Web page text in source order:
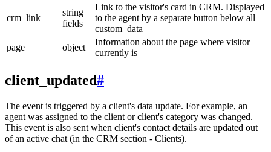
crm_link
string
fields
Link to the visitor's card in CRM. Displayed
to the agent by a separate button below all
custom_data
page
object
Information about the page where visitor
currently is
client_updated#
The event is triggered by a client's data update. For example, an
agent was assigned to the client or client's category was changed.
This event is also sent when client's contact details are updated out
of an active chat (in the CRM section - Clients).